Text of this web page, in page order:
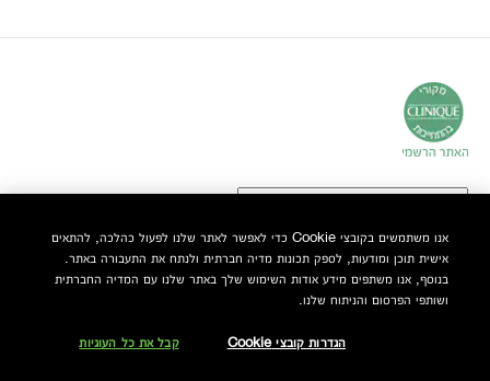
אנו משתמשים בקובצי Cookie כדי לאפשר לאתר שלנו לפעול כהלכה, להתאים
אישית תוכן ומודעות, לספק תכונות מדיה חברתית ולנתח את התעבורה באתר.
בנוסף, אנו משתפים מידע אודות השימוש שלך באתר שלנו עם המדיה החברתית
ושותפי הפרסום והניתוח שלנו.
הגדרות קובצי Cookie קבל את כל העוגיות